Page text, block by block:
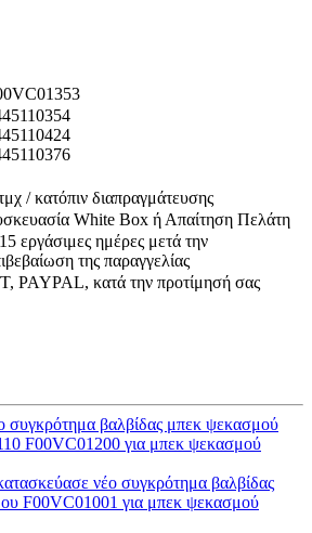
/ κατόπιν διαπραγμάτευσης
White Box ή Απαίτηση Πελάτη
εργάσιμες ημέρες μετά την
της παραγγελίας
PAYPAL, κατά την προτίμησή σας
συγκρότημα βαλβίδας μπεκ ψεκασμού
F00VC01200 για μπεκ ψεκασμού
νέο συγκρότημα βαλβίδας
F00VC01001 για μπεκ ψεκασμού